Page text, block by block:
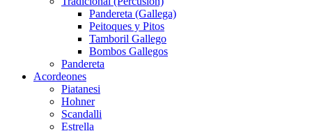
Pandereta (Gallega)
Peitoques y Pitos
Tamboril Gallego
Bombos Gallegos
Pandereta
Acordeones
Piatanesi
Hohner
Scandalli
Estrella